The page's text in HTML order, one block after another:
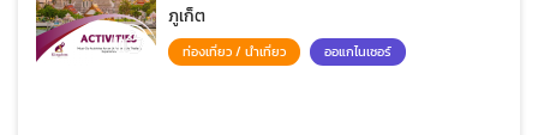
ภูเก็ต
ท่องเที่ยว / นำเที่ยว ออแกไนเซอร์